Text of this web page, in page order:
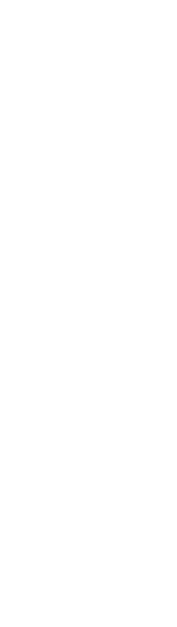
El acusado, según
ellas, a lo que
jóvenes, el
‘verdad o
rehusaron, pero él
Entonces, según
quedó dormida» y,
al baño», donde
ropa interior». Una
inodoro, según el
«entró en el baño»
chica, que
La sentencia
víctimas, alumnas
la noche del 28 de
entonces por la
Según el relato de
tiques de bebidas